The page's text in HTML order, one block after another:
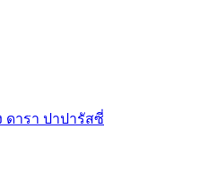
ดารา ปาปารัสซี่